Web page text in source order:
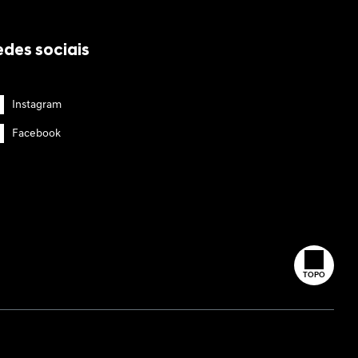
TOPO
sociais
Instagram
Facebook